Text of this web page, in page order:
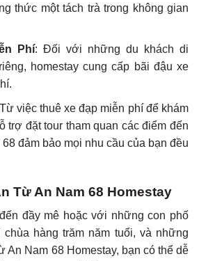
thức một tách trà trong không gian
Phí: Đối với những du khách di
homestay cung cấp bãi đậu xe
việc thuê xe đạp miễn phí để khám
trợ đặt tour tham quan các điểm đến
đảm bảo mọi nhu cầu của bạn đều
Từ An Nam 68 Homestay
đầy mê hoặc với những con phố
hàng trăm năm tuổi, và những
An Nam 68 Homestay, bạn có thể dễ